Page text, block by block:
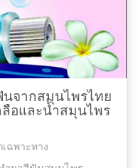
จากสมุนไพรไทย
ลือและน้ำสมุนไพร
ฉพาะทาง